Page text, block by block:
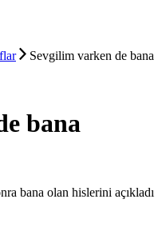
Sevgilim varken de bana
bana
bana olan hislerini açıkladı